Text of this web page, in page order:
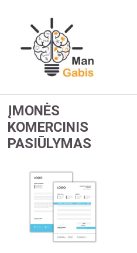
ĮMONĖS
KOMERCINIS
PASIŪLYMAS